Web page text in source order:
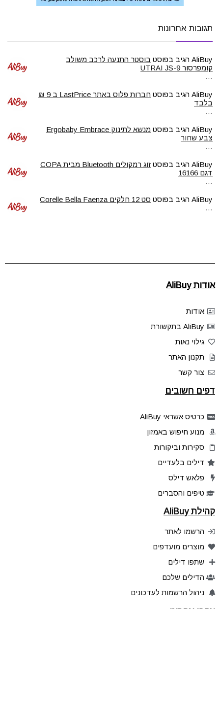
תגובות אחרונות
AliBuy הגיב בפוסט בוסטר התנעה לרכב משולב
קומפרסור UTRAI JS-9
…
AliBuy הגיב בפוסט
חברות פלוס באתר LastPrice ב 9 ₪
בלבד
…
AliBuy הגיב בפוסט
מנשא לתינוק Ergobaby Embrace
צבע שחור
…
AliBuy הגיב בפוסט
זוג רמקולים Bluetooth מבית COPA
דגם 16166
…
AliBuy הגיב בפוסט סט 12 חלקים Corelle Bella Faenza
…
אודות AliBuy
אודות
AliBuy בתקשורת
גילוי נאות
תקנון האתר
צור קשר
דפים חשובים
כרטיס אשראי AliBuy
מנוע חיפוש באמזון
סקירות וביקורות
דילים בלעדיים
פלאש דילס
טיפים והסברים
קהילת AliBuy
הרשמו לאתר
מוצרים מועדפים
שתפו דילים
הדילים שלכם
ניהול הרשמות לעדכונים
עקבו אחרינו